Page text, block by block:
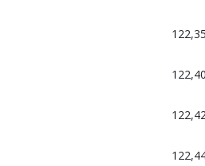
122,35
122,40